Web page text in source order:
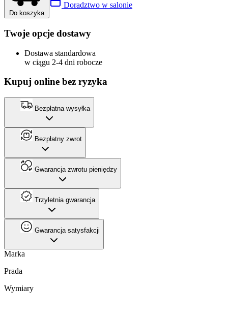
Do koszyka
Doradztwo w salonie
Twoje opcje dostawy
Dostawa standardowa
w ciągu 2-4 dni robocze
Kupuj online bez ryzyka
Bezpłatna wysyłka
Bezpłatny zwrot
Gwarancja zwrotu pieniędzy
Trzyletnia gwarancja
Gwarancja satysfakcji
Marka
Prada
Wymiary